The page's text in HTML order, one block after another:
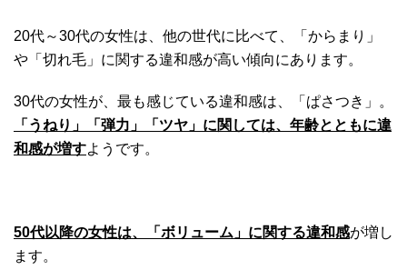
20代～30代の女性は、他の世代に比べて、「からまり」
や「切れ毛」に関する違和感が高い傾向にあります。
30代の女性が、最も感じている違和感は、「ぱさつき」。
「うねり」「弾力」「ツヤ」に関しては、年齢とともに違
和感が増すようです。
50代以降の女性は、「ボリューム」に関する違和感が増し
ます。